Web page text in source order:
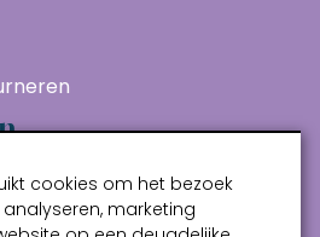
cookies om het bezoek
marketing